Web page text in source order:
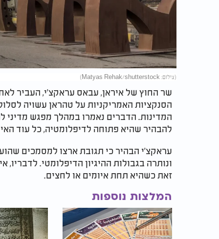
(צילום: Matyas Rehak/shutterstock)
שר החוץ של איראן, עבאס עראקצ'י, העביר
הסנקציות האמריקניות על טהראן עשויה
המדינות. הדברים נאמרו במהלך מפגש מדיני
להבהיר שהיא פתוחה לדיפלומטיה, כל עוד
עראקצ'י הבהיר כי תגובת ארצו למסמכים
ונותרה בגבולות ההיגיון הדיפלומטי.
זאת כשהיא תחת איומים או לחצים.
המלצות נוספות